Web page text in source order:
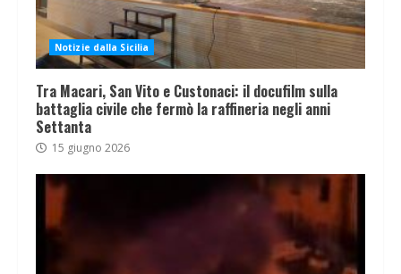
Notizie dalla Sicilia
Tra Macari, San Vito e Custonaci: il docufilm sulla
battaglia civile che fermò la raffineria negli anni
Settanta
15 giugno 2026